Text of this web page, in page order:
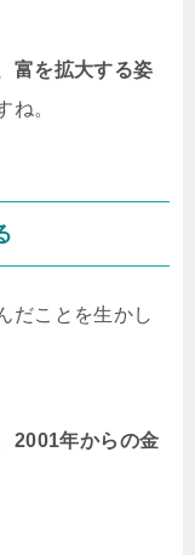
富を拡大する姿
ね。
だことを生かし
2001年からの金